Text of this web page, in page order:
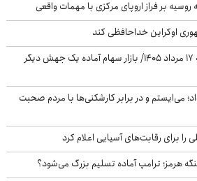
اوکراین خداحافظی کند
پیش‌بینی بورس فردا شنبه ۱۷ مرداد ۱۴۰۵/ بازار سهام آماده یک جهش دیگر
می‌ایستم و در برابر کارشکنی‌ها با مردم صحبت
را برای رقابت‌های آسیایی اعلام کرد
هرمز؛ ترامپ آماده تسلیم بزرگ می‌شود؟